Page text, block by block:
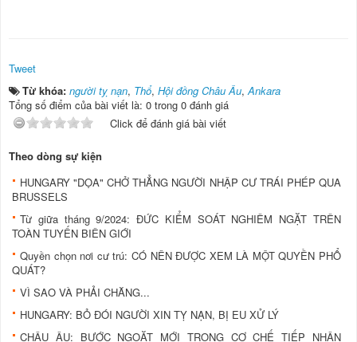
Tweet
Từ khóa: người tỵ nạn, Thổ, Hội đồng Châu Âu,Ankara
Tổng số điểm của bài viết là: 0 trong 0 đánh giá
Click để đánh giá bài viết
Theo dòng sự kiện
HUNGARY "DỌA" CHỞ THẲNG NGƯỜI NHẬP CƯ TRÁI PHÉP QUA
BRUSSELS
Từ giữa tháng 9/2024: ĐỨC KIỂM SOÁT NGHIÊM NGẶT TRÊN
TOÀN TUYẾN BIÊN GIỚI
Quyền chọn nơi cư trú: CÓ NÊN ĐƯỢC XEM LÀ MỘT QUYỀN PHỔ
QUÁT?
VÌ SAO VÀ PHẢI CHĂNG...
HUNGARY: BỎ ĐÓI NGƯỜI XIN TỴ NẠN, BỊ EU XỬ LÝ
CHÂU ÂU: BƯỚC NGOẶT MỚI TRONG CƠ CHẾ TIẾP NHẬN